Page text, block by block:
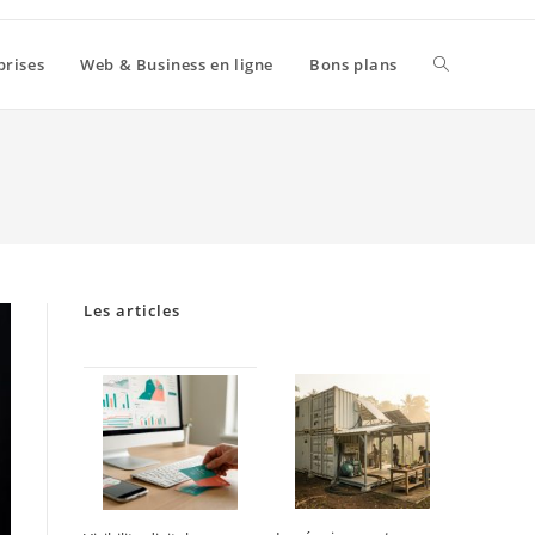
Web & Business en ligne Bons plans Toggle
Les articles